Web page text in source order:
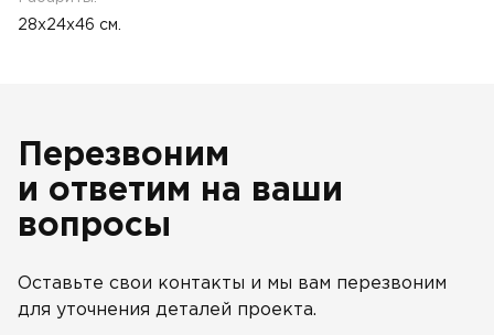
28x24x46 см.
Перезвоним
и ответим на ваши
вопросы
Оставьте свои контакты и мы вам перезвоним
для уточнения деталей проекта.